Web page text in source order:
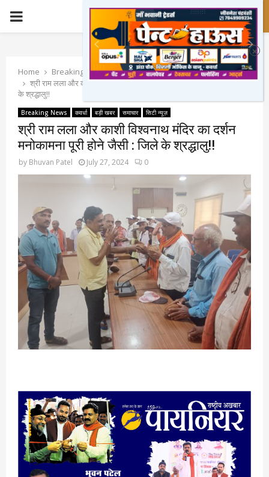
PRIMARY
Home
Breaking News
श्री राम लला और काशी विश्वनाथ मंदिर का दर्शन मनोकामना पूरी होने जैसी : जिले
के श्रद्धालु!!
Breaking News कवर्धा बड़ी खबर समाचार सिटी न्यूज़
श्री राम लला और काशी विश्वनाथ मंदिर का दर्शन
मनोकामना पूरी होने जैसी : जिले के श्रद्धालु!!
by Bhuvan Patel July 27, 2024 0